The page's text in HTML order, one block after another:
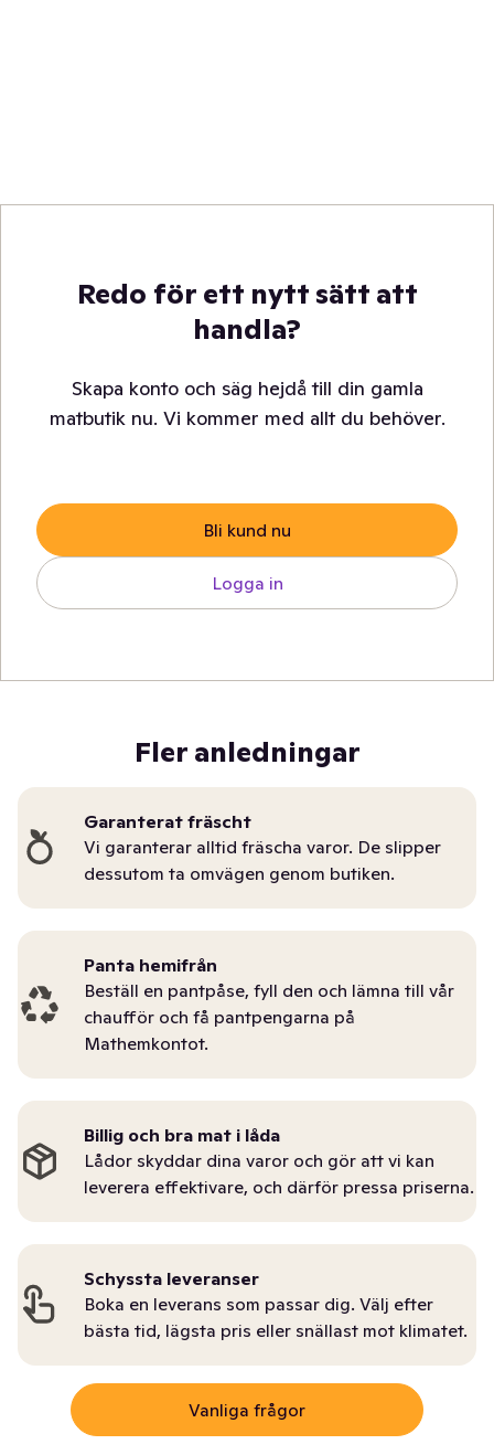
Redo för ett nytt sätt att
handla?
Skapa konto och säg hejdå till din gamla
matbutik nu. Vi kommer med allt du behöver.
Bli kund nu
Logga in
Fler anledningar
Garanterat fräscht
Vi garanterar alltid fräscha varor. De slipper
dessutom ta omvägen genom butiken.
Panta hemifrån
Beställ en pantpåse, fyll den och lämna till vår
chaufför och få pantpengarna på
Mathemkontot.
Billig och bra mat i låda
Lådor skyddar dina varor och gör att vi kan
leverera effektivare, och därför pressa priserna.
Schyssta leveranser
Boka en leverans som passar dig. Välj efter
bästa tid, lägsta pris eller snällast mot klimatet.
Vanliga frågor